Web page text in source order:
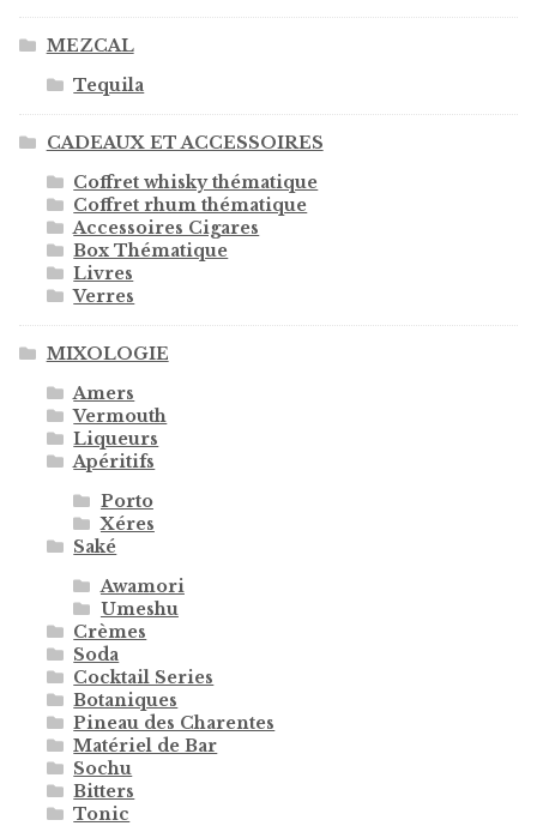
MEZCAL
Tequila
CADEAUX ET ACCESSOIRES
Coffret whisky thématique
Coffret rhum thématique
Accessoires Cigares
Box Thématique
Livres
Verres
MIXOLOGIE
Amers
Vermouth
Liqueurs
Apéritifs
Porto
Xéres
Saké
Awamori
Umeshu
Crèmes
Soda
Cocktail Series
Botaniques
Pineau des Charentes
Matériel de Bar
Sochu
Bitters
Tonic